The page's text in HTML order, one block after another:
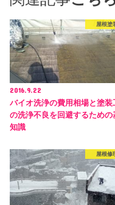
屋根塗
2016.9.22
バイオ洗浄の費用相場と塗装
の洗浄不良を回避するための
知識
屋根修